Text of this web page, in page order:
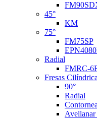
45°
KM
75°
FM75SP
Radial
FMRC-
Fresas
90°
Radial
Avellanar